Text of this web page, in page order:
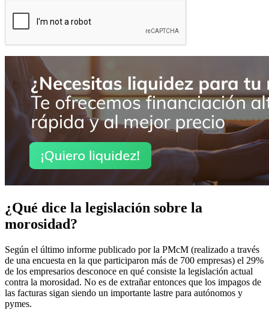
¿Qué dice la legislación sobre la
morosidad?
Según el último informe publicado por la PMcM (realizado a través
de una encuesta en la que participaron más de 700 empresas) el 29%
de los empresarios desconoce en qué consiste la legislación actual
contra la morosidad. No es de extrañar entonces que los impagos de
las facturas sigan siendo un importante lastre para autónomos y
pymes.